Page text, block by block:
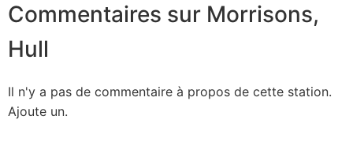
Commentaires sur Morrisons,
Hull
Il n'y a pas de commentaire à propos de cette station.
Ajoute un.